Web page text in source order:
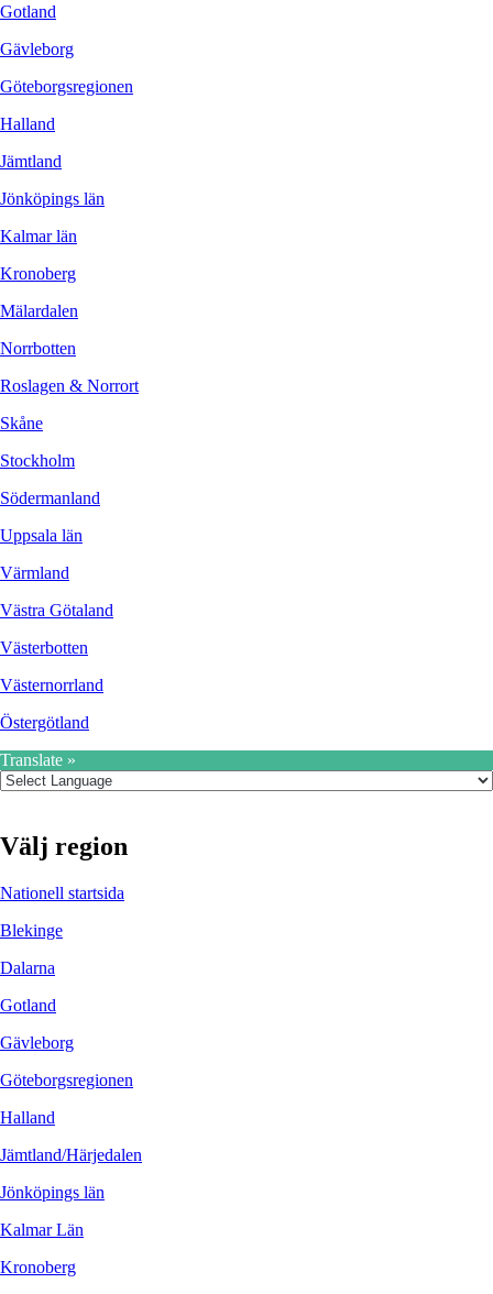
Gotland
Gävleborg
Göteborgsregionen
Halland
Jämtland
Jönköpings län
Kalmar län
Kronoberg
Mälardalen
Norrbotten
Roslagen & Norrort
Skåne
Stockholm
Södermanland
Uppsala län
Värmland
Västra Götaland
Västerbotten
Västernorrland
Östergötland
Translate »
Välj region
Nationell startsida
Blekinge
Dalarna
Gotland
Gävleborg
Göteborgsregionen
Halland
Jämtland/Härjedalen
Jönköpings län
Kalmar Län
Kronoberg